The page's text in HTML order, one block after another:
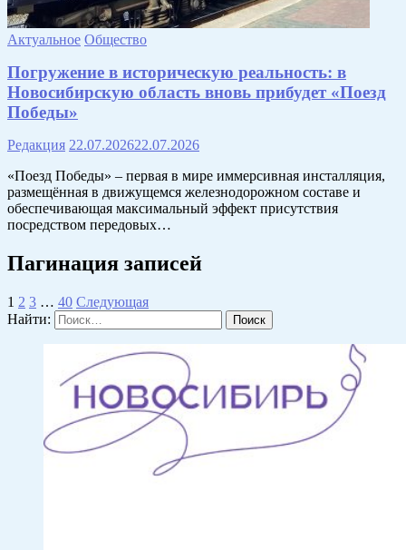
Актуальное Общество
Погружение в историческую реальность: в
Новосибирскую область вновь прибудет «Поезд
Победы»
Редакция 22.07.202622.07.2026
«Поезд Победы» – первая в мире иммерсивная инсталляция,
размещённая в движущемся железнодорожном составе и
обеспечивающая максимальный эффект присутствия
посредством передовых…
Пагинация записей
1 2 3 … 40 Следующая
Найти: